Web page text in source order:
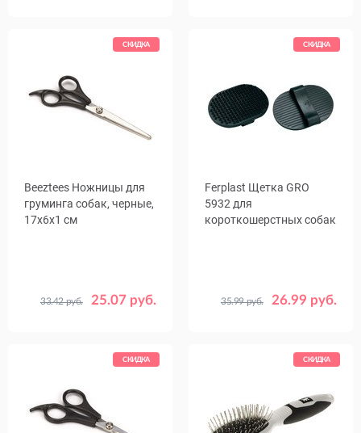
СКИДКА
Beeztees Ножницы для
груминга собак, черные,
17x6x1 см
25.07 руб.
33.42 руб.
СКИДКА
Ferplast Щетка GRO
5932 для
короткошерстных собак
26.99 руб.
35.99 руб.
СКИДКА СКИДКА